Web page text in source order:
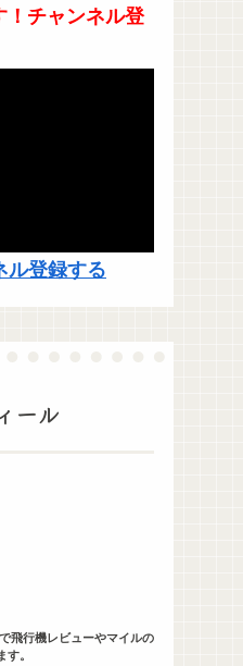
チャンネル登
登録する
ール
飛行機レビューやマイルの
。